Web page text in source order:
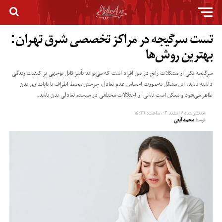
تست سرگیجه در مراکز تخصصی شرق تهران:
بهترین روش‌ها
سرگیجه یکی از مشکلات رایج در بین افراد است که می‌تواند تأثیر قابل توجهی بر کیفیت زندگی
داشته باشد. این مشکل به‌صورت احساس عدم تعادل، چرخش محیط اطراف یا ناپایداری بدن
ظاهر می‌شود و ممکن است ناشی از اختلالات مختلفی در سیستم تعادلی بدن باشد.
منتشر شده۱۱ اسفند ۰۳, ساعت: ۱۵:۳۴
توسطمحمد آیتی